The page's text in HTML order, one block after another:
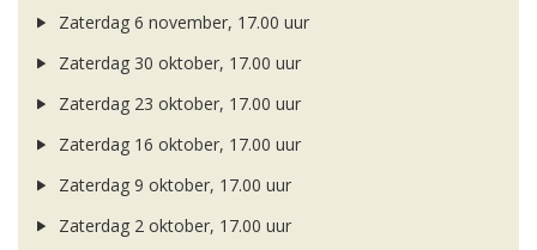
Zaterdag 6 november, 17.00 uur
Zaterdag 30 oktober, 17.00 uur
Zaterdag 23 oktober, 17.00 uur
Zaterdag 16 oktober, 17.00 uur
Zaterdag 9 oktober, 17.00 uur
Zaterdag 2 oktober, 17.00 uur